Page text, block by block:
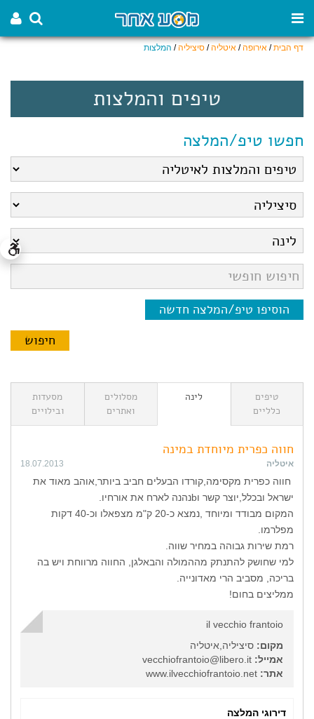
דף הבית/ אירופה/ איטליה/ סיציליה/ המלצות
טיפים והמלצות
חפשו טיפ/המלצה
הוסיפו טיפ/המלצה חדשה
טיפים
כלליים
לינה
מסלולים
ואתרים
מסעדות
ובילויים
חווה כפרית מיוחדת במינה
איטליה 18.07.2013
חווה כפרית מקסימה,קורדו הבעלים חביב ביותר,אוהב מאוד את
ישראל ובכלל,יוצר קשר וbנהנה לארח את אורחיו.
המקום מבודד ומיוחד ,נמצא כ-20 ק"מ מצפאלו וכ-40 דקות
מפלרמו.
רמת שירות גבוהה במחיר שווה.
למי שחושק להתנתק מההמולה והבאלגן, החווה מרווחת ויש בה
בריכה, מסביב הרי מאדונייה.
ממליצים בחום!
il vecchio frantoio
מקום: סיציליה,איטליה
אמייל:
אתר:
דירוגי המלצה